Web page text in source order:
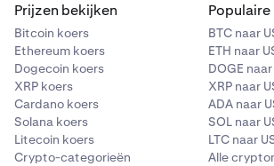
Prijzen bekijken
Bitcoin koers
Ethereum koers
Dogecoin koers
XRP koers
Cardano koers
Solana koers
Litecoin koers
Crypto-categorieën
BTC naar
ETH naar
DOGE naar
XRP naar
ADA naar
SOL naar
LTC naar
Alle